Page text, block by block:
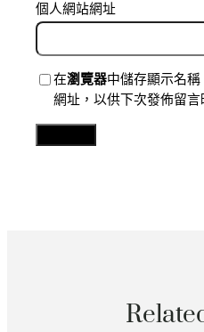
個人網站網址
在瀏覽器中儲存顯示名
網址，以供下次發佈留言